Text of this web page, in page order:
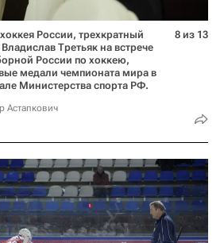
России, трехкратный
Третьяк на встрече
России по хоккею,
медали чемпионата мира в
Министерства спорта РФ.
Астапкович
8 из 13